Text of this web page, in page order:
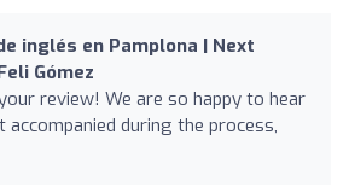
inglés en Pamplona | Next
Gómez
review! We are so happy to hear
during the process,